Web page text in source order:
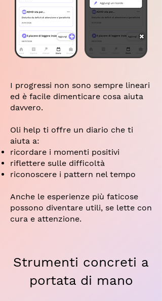
I progressi non sono sempre lineari
ed è facile dimenticare cosa aiuta
davvero.
Oli help ti offre un diario che ti
aiuta a:
ricordare i momenti positivi
riflettere sulle difficoltà
riconoscere i pattern nel tempo
Anche le esperienze più faticose
possono diventare utili, se lette con
cura e attenzione.
Strumenti concreti a
portata di mano